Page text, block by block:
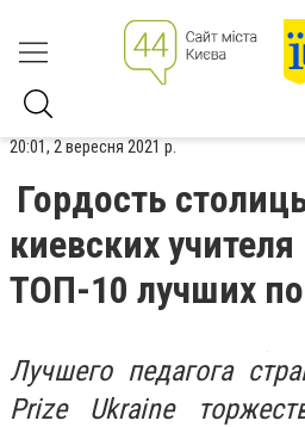
20:01, 2 вересня 2021 р.
Гордость
киевских
ТОП-10 лучших
Лучшего педагога
Prize Ukraine